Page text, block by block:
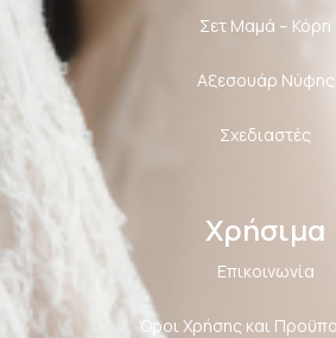
Σετ Μαμά – Κόρη
Αξεσουάρ Νύφης
Σχεδιαστές
Χρήσιμα
Επικοινωνία
Όροι Χρήσης και